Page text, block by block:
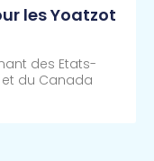
les Yoatzot
des Etats-
et du Canada